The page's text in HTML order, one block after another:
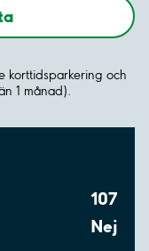
korttidsparkering och
1 månad).
107
Nej